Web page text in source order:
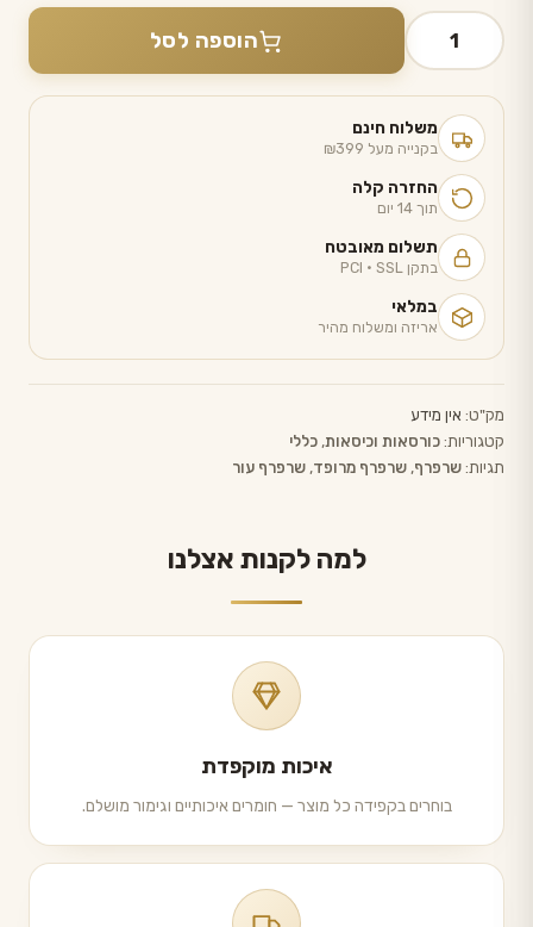
כמות
של
עור
הוספה לסל
משלוח חינם
בקנייה מעל ₪399
החזרה קלה
תוך 14 יום
תשלום מאובטח
בתקן PCI · SSL
במלאי
אריזה ומשלוח מהיר
מק"ט: אין מידע
קטגוריות:כורסאות וכיסאות, כללי
תגיות:שרפרף, שרפרף מרופד, שרפרף עור
למה לקנות אצלנו
איכות מוקפדת
בוחרים בקפידה כל מוצר — חומרים איכותיים וגימור מושלם.